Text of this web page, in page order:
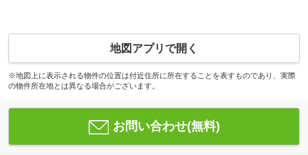
地図アプリで開く
※地図上に表示される物件の位置は付近住所に所在することを表すものであり、実際
の物件所在地とは異なる場合がございます。
お問い合わせ(無料)